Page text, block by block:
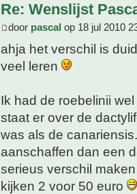
Re: Wenslijst
door pascal op 18 jul 2010
ahja het verschil is
veel leren
Ik had de roebelinii
staat er over de
was als de
aanschaffen dan een
serieus verschil
kijken 2 voor 50 euro